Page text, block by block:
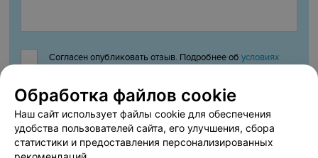
Согласен опубликовать отзыв. Подробнее обусловиях
прав
Добавить отзыв
Обработка файлов cookie
Наш сайт использует файлы cookie для обеспечения
удобства пользователей сайта, его улучшения, сбора
статистики и предоставления персонализированных